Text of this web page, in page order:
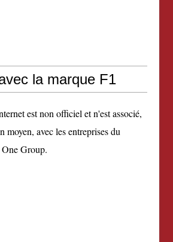
la marque F1
est non officiel et n'est associé,
moyen, avec les entreprises du
Group.